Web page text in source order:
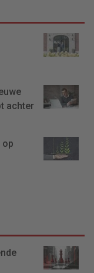
achter
op